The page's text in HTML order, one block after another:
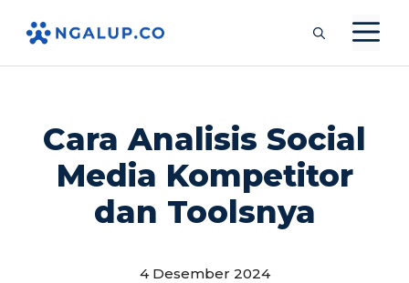
isi
Cara Analisis Social
Media Kompetitor
dan Toolsnya
4 Desember 2024